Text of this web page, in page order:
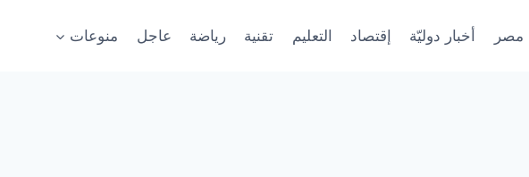
مصر أخبار دوليّة إقتصاد التعليم تقنية رياضة عاجل منوعات